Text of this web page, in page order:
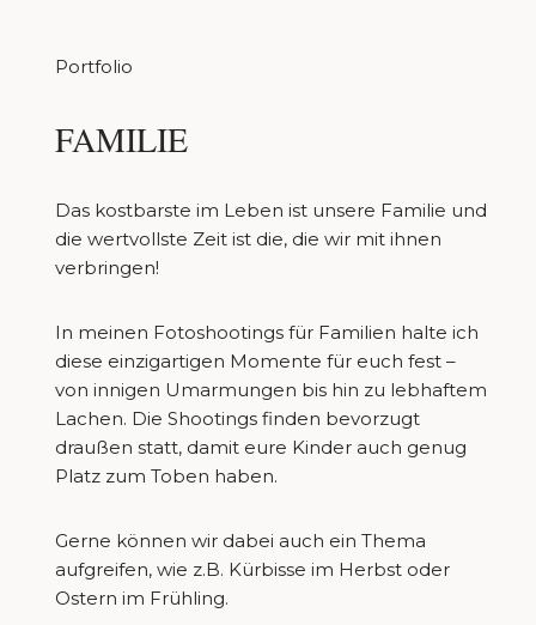
Portfolio
FAMILIE
Das kostbarste im Leben ist unsere Familie und
die wertvollste Zeit ist die, die wir mit ihnen
verbringen!
In meinen Fotoshootings für Familien halte ich
diese einzigartigen Momente für euch fest –
von innigen Umarmungen bis hin zu lebhaftem
Lachen. Die Shootings finden bevorzugt
draußen statt, damit eure Kinder auch genug
Platz zum Toben haben.
Gerne können wir dabei auch ein Thema
aufgreifen, wie z.B. Kürbisse im Herbst oder
Ostern im Frühling.